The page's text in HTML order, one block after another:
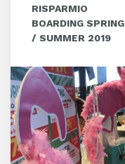
RISPARMIO
BOARDING SPRING
/ SUMMER 2019